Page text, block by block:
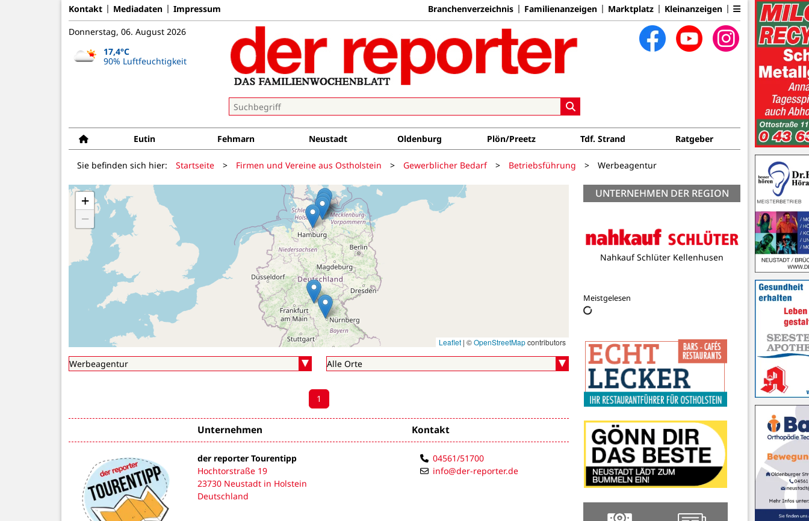
Kontakt Mediadaten Impressum Branchenverzeichnis Familienanzeigen Marktplatz Kleinanzeigen
Donnerstag, 06. August 2026
17,4°C
90% Luftfeuchtigkeit
Eutin Fehmarn Neustadt Oldenburg Plön/Preetz Tdf. Strand Ratgeber
Sie befinden sich hier: Startseite > Firmen und Vereine aus Ostholstein > Gewerblicher Bedarf > Betriebsführung > Werbeagentur
+
−
Leaflet | ©OpenStreetMapcontributors
1
Unternehmen Kontakt
der reporter Tourentipp
Hochtorstraße 19
23730 Neustadt in Holstein
Deutschland
04561/51700
info@der-reporter.de
UNTERNEHMEN DER REGION
Nahkauf Schlüter Kellenhusen
Meistgelesen